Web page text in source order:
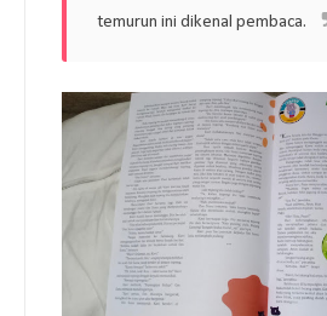
temurun ini dikenal pembaca.